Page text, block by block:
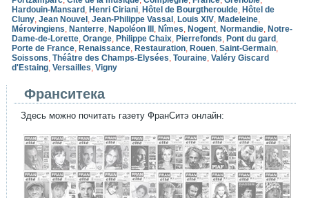
Hardouin-Mansard , Henri Ciriani, Hôtel de Bourgtheroulde, Hôtel de
Cluny,Jean Nouvel ,Jean-Philippe Vassal , Louis XIV, Madeleine,
Mérovingiens, Nanterre, Napoléon III , Nîmes, Nogent, Normandie, Notre-
Dame-de-Lorette,Orange, Philippe Chaix, Pierrefonds, Pont du gard ,
Porte de France, Renaissance, Restauration, Rouen,Saint-Germain,
Soissons,Théâtre des Champs-Elysées,Touraine,Valéry Giscard
d'Estaing,Versailles,Vigny
Франситека
Здесь можно почитать газету ФранСитэ онлайн: